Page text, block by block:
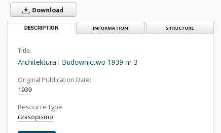
Download
DESCRIPTION INFORMATION STRUCTURE
Title:
Architektura i Budownictwo 1939 nr 3
Original Publication Date:
1939
Resource Type:
czasopismo